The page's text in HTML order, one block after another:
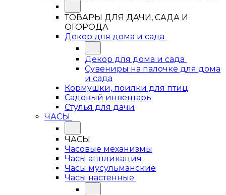
ТОВАРЫ ДЛЯ ДАЧИ, САДА И
ОГОРОДА
Декор для дома и сада
Декор для дома и сада
Сувениры на палочке для дома
и сада
Кормушки, поилки для птиц
Садовый инвентарь
Стулья для дачи
ЧАСЫ
ЧАСЫ
Часовые механизмы
Часы аппликация
Часы мусульманские
Часы настенные